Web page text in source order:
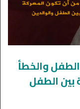
والخطأ
بين الطفل